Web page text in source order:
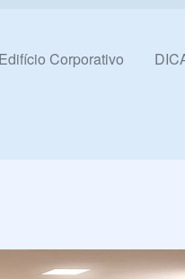
Edifício Corporativo